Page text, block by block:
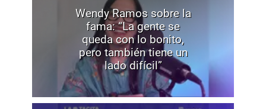
Wendy Ramos sobre la
fama: “La gente se
queda con lo bonito,
pero también tiene un
lado difícil”